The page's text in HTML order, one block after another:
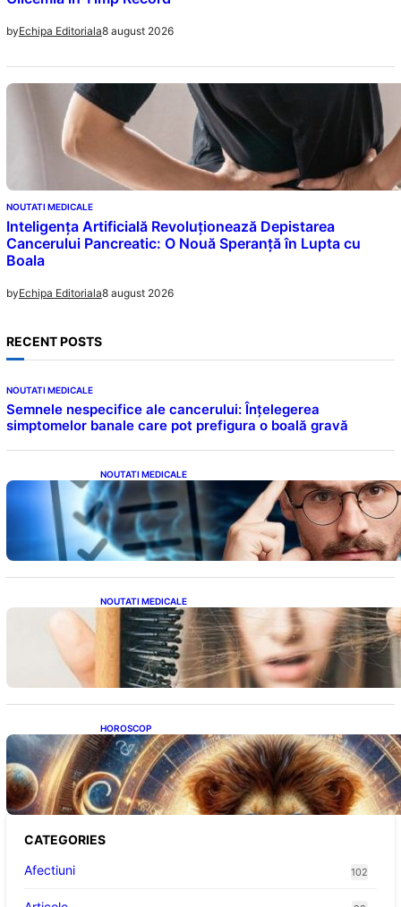
byEchipa Editoriala8 august 2026
NOUTATI MEDICALE
Inteligența Artificială Revoluționează Depistarea
Cancerului Pancreatic: O Nouă Speranță în Lupta cu
Boala
byEchipa Editoriala8 august 2026
RECENT POSTS
NOUTATI MEDICALE
Semnele nespecifice ale cancerului: Înțelegerea
simptomelor banale care pot prefigura o boală gravă
NOUTATI MEDICALE
Inteligența dincolo de note: Semnele unui IQ
ridicat care nu țin de școală
NOUTATI MEDICALE
Semnele unei deficiențe de proteine:
Impactul asupra sănătății tale
HOROSCOP
Portalul Leului 8/8: Oportunități de
Abundență pentru Cinci Zodii în 2026
CATEGORIES
Afectiuni
102